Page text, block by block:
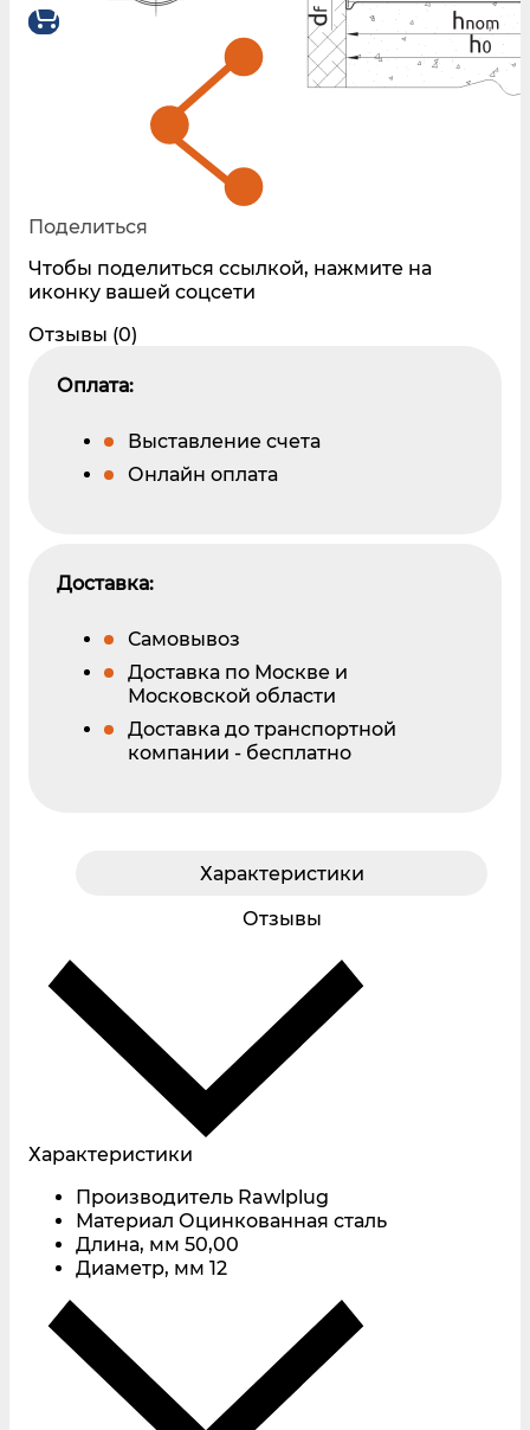
Поделиться
Чтобы поделиться ссылкой, нажмите на
иконку вашей соцсети
Отзывы (0)
Оплата:
Выставление счета
Онлайн оплата
Доставка:
Самовывоз
Доставка по Москве и
Московской области
Доставка до транспортной
компании - бесплатно
Характеристики
Отзывы
Характеристики
Производитель Rawlplug
Материал Оцинкованная сталь
Длина, мм 50,00
Диаметр, мм 12